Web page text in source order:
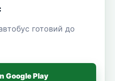
готовий до
Google Play